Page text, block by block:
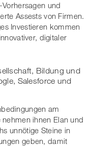
und
Assests von Firmen.
Investieren kommen
digitaler
Bildung und
Salesforce und
am
ihnen Elan und
unnötige Steine in
geben, damit